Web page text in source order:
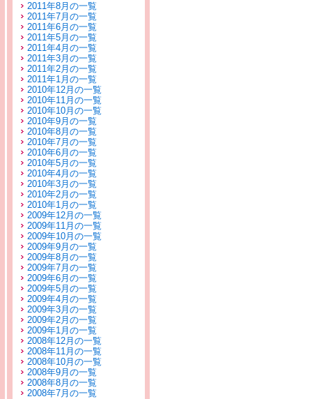
2011年8月の一覧
2011年7月の一覧
2011年6月の一覧
2011年5月の一覧
2011年4月の一覧
2011年3月の一覧
2011年2月の一覧
2011年1月の一覧
2010年12月の一覧
2010年11月の一覧
2010年10月の一覧
2010年9月の一覧
2010年8月の一覧
2010年7月の一覧
2010年6月の一覧
2010年5月の一覧
2010年4月の一覧
2010年3月の一覧
2010年2月の一覧
2010年1月の一覧
2009年12月の一覧
2009年11月の一覧
2009年10月の一覧
2009年9月の一覧
2009年8月の一覧
2009年7月の一覧
2009年6月の一覧
2009年5月の一覧
2009年4月の一覧
2009年3月の一覧
2009年2月の一覧
2009年1月の一覧
2008年12月の一覧
2008年11月の一覧
2008年10月の一覧
2008年9月の一覧
2008年8月の一覧
2008年7月の一覧